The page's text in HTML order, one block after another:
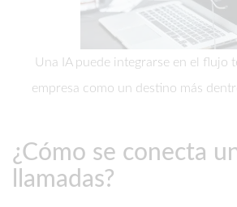
Una IA puede integrarse en el flujo
empresa como un destino más
¿Cómo se conecta
llamadas?